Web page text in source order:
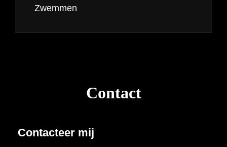
Zwemmen
Contact
Contacteer mij